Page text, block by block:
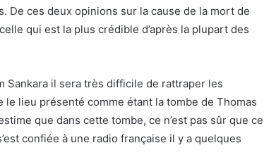
De ces deux opinions sur la cause de la mort de
qui est la plus crédible d’après la plupart des
Sankara il sera très difficile de rattraper les
le lieu présenté comme étant la tombe de Thomas
que dans cette tombe, ce n’est pas sûr que ce
confiée à une radio française il y a quelques